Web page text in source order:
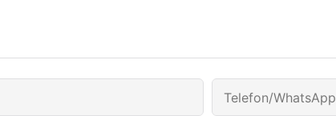
Telefon/WhatsApp